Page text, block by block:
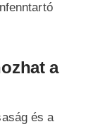
a
és a